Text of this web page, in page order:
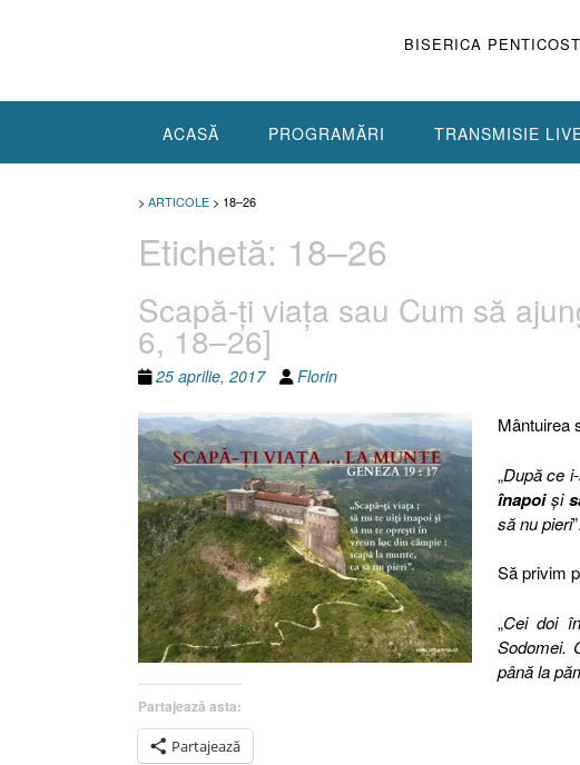
BISERICA
ACASĂ PROGRAMĂRI TRANSMISIE
> ARTICOLE > 18–26
Etichetă: 18–26
Scapă-ţi viaţa sau Cum să
6, 18–26]
25 aprilie, 2017 Florin
Mântuirea
„După ce
înapoişi
să nu pieri
Să privim
„Cei doi
Sodomei.
până la
Partajează asta:
Partajează